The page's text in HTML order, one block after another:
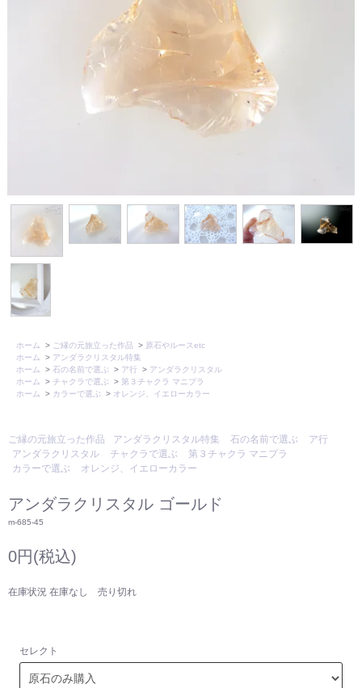
ホーム > ご縁の元旅立った作品 > 原石やルースetc
ホーム
> アンダラクリスタル特集
ホーム
> 石の名前で選ぶ > ア行 > アンダラクリスタル
ホーム
> チャクラで選ぶ > 第３チャクラ マニプラ
ホーム
> カラーで選ぶ > オレンジ、イエローカラー
ご縁の元旅立った作品 アンダラクリスタル特集 石の名前で選ぶ
ア行
アンダラクリスタル
チャクラで選ぶ
第３チャクラ マニプラ
カラーで選ぶ
オレンジ、イエローカラー
アンダラクリスタル ゴールド
m-685-45
0円(税込)
在庫状況 在庫なし 売り切れ
セレクト